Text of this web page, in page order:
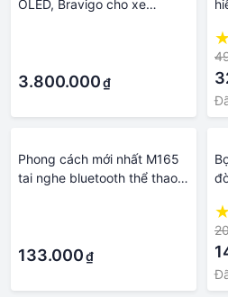
OLED, Bravigo cho xe
3.800.000₫
Phong cách mới nhất M165
tai nghe bluetooth thể thao
133.000₫